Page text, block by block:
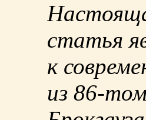
статья
к
из 86-